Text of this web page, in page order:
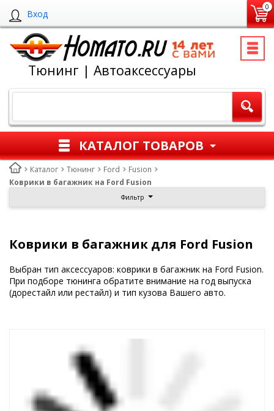
Вход
0
Тюнинг | Автоаксессуары
КАТАЛОГ ТОВАРОВ
Каталог Тюнинг Ford
Fusion
Коврики в багажник на Ford Fusion
Фильтр
Коврики в багажник для Ford Fusion
Выбран тип аксессуаров: коврики в багажник на Ford Fusion.
При подборе тюнинга обратите внимание на год выпуска
(дорестайл или рестайл) и тип кузова Вашего авто.